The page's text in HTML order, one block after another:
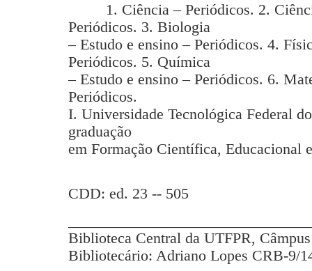
1. Ciência – Periódicos. 2.
Periódicos. 3. Biologia
– Estudo e ensino – Periódicos. 4.
Periódicos. 5. Química
– Estudo e ensino – Periódicos. 6.
Periódicos.
I. Universidade Tecnológica Federal
graduação
em Formação Científica, Educacional
CDD: ed. 23 -- 505
Biblioteca Central da UTFPR,
Bibliotecário: Adriano Lopes CRB-9/